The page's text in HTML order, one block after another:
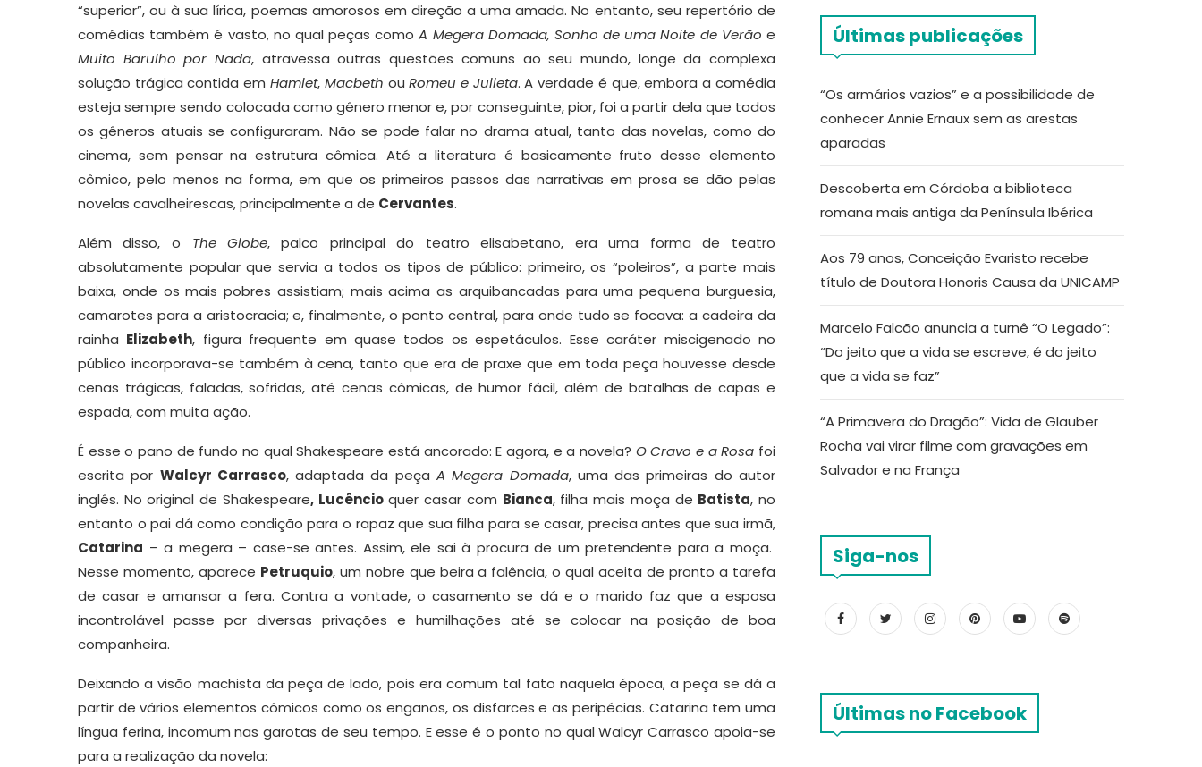
“superior”, ou à sua lírica, poemas amorosos em direção a uma amada. No entanto, seu repertório de
comédias também é vasto, no qual peças comoA Megera Domada, Sonho de uma Noite de Verão e
Muito Barulho por Nada, atravessa outras questões comuns ao seu mundo, longe da complexa
solução trágica contida em Hamlet, Macbeth ou Romeu e Julieta. A verdade é que, embora a comédia
esteja sempre sendo colocada como gênero menor e, por conseguinte, pior, foi a partir dela que todos
os gêneros atuais se configuraram. Não se pode falar no drama atual, tanto das novelas, como do
cinema, sem pensar na estrutura cômica. Até a literatura é basicamente fruto desse elemento
cômico, pelo menos na forma, em que os primeiros passos das narrativas em prosa se dão pelas
novelas cavalheirescas, principalmente a de Cervantes.
Além disso, o The Globe, palco principal do teatro elisabetano, era uma forma de teatro
absolutamente popular que servia a todos os tipos de público: primeiro, os “poleiros”, a parte mais
baixa, onde os mais pobres assistiam; mais acima as arquibancadas para uma pequena burguesia,
camarotes para a aristocracia; e, finalmente, o ponto central, para onde tudo se focava: a cadeira da
rainha Elizabeth, figura frequente em quase todos os espetáculos. Esse caráter miscigenado no
público incorporava-se também à cena, tanto que era de praxe que em toda peça houvesse desde
cenas trágicas, faladas, sofridas, até cenas cômicas, de humor fácil, além de batalhas de capas e
espada, com muita ação.
É esse o pano de fundo no qual Shakespeare está ancorado: E agora, e a novela? O Cravo e a Rosa foi
escrita por Walcyr Carrasco, adaptada da peçaA Megera Domada, uma das primeiras do autor
inglês. No original de Shakespeare, Lucêncioquer casar com Bianca, filha mais moça de Batista, no
entanto o pai dá como condição para o rapaz que sua filha para se casar, precisa antes que sua irmã,
Catarina – a megera – case-se antes. Assim, ele sai à procura de um pretendente para a moça.
Nesse momento, aparece Petruquio, um nobre que beira a falência, o qual aceita de pronto a tarefa
de casar e amansar a fera. Contra a vontade, o casamento se dá e o marido faz que a esposa
incontrolável passe por diversas privações e humilhações até se colocar na posição de boa
companheira.
Deixando a visão machista da peça de lado, pois era comum tal fato naquela época, a peça se dá a
partir de vários elementos cômicos como os enganos, os disfarces e as peripécias. Catarina tem uma
língua ferina, incomum nas garotas de seu tempo. E esse é o ponto no qual Walcyr Carrasco apoia-se
para a realização da novela:
Últimas publicações
“Os armários vazios” e a possibilidade de
conhecer Annie Ernaux sem as arestas
aparadas
Descoberta em Córdoba a biblioteca
romana mais antiga da Península Ibérica
Aos 79 anos, Conceição Evaristo recebe
título de Doutora Honoris Causa da UNICAMP
Marcelo Falcão anuncia a turnê “O Legado”:
“Do jeito que a vida se escreve, é do jeito
que a vida se faz”
“A Primavera do Dragão”: Vida de Glauber
Rocha vai virar filme com gravações em
Salvador e na França
Siga-nos
Últimas no Facebook